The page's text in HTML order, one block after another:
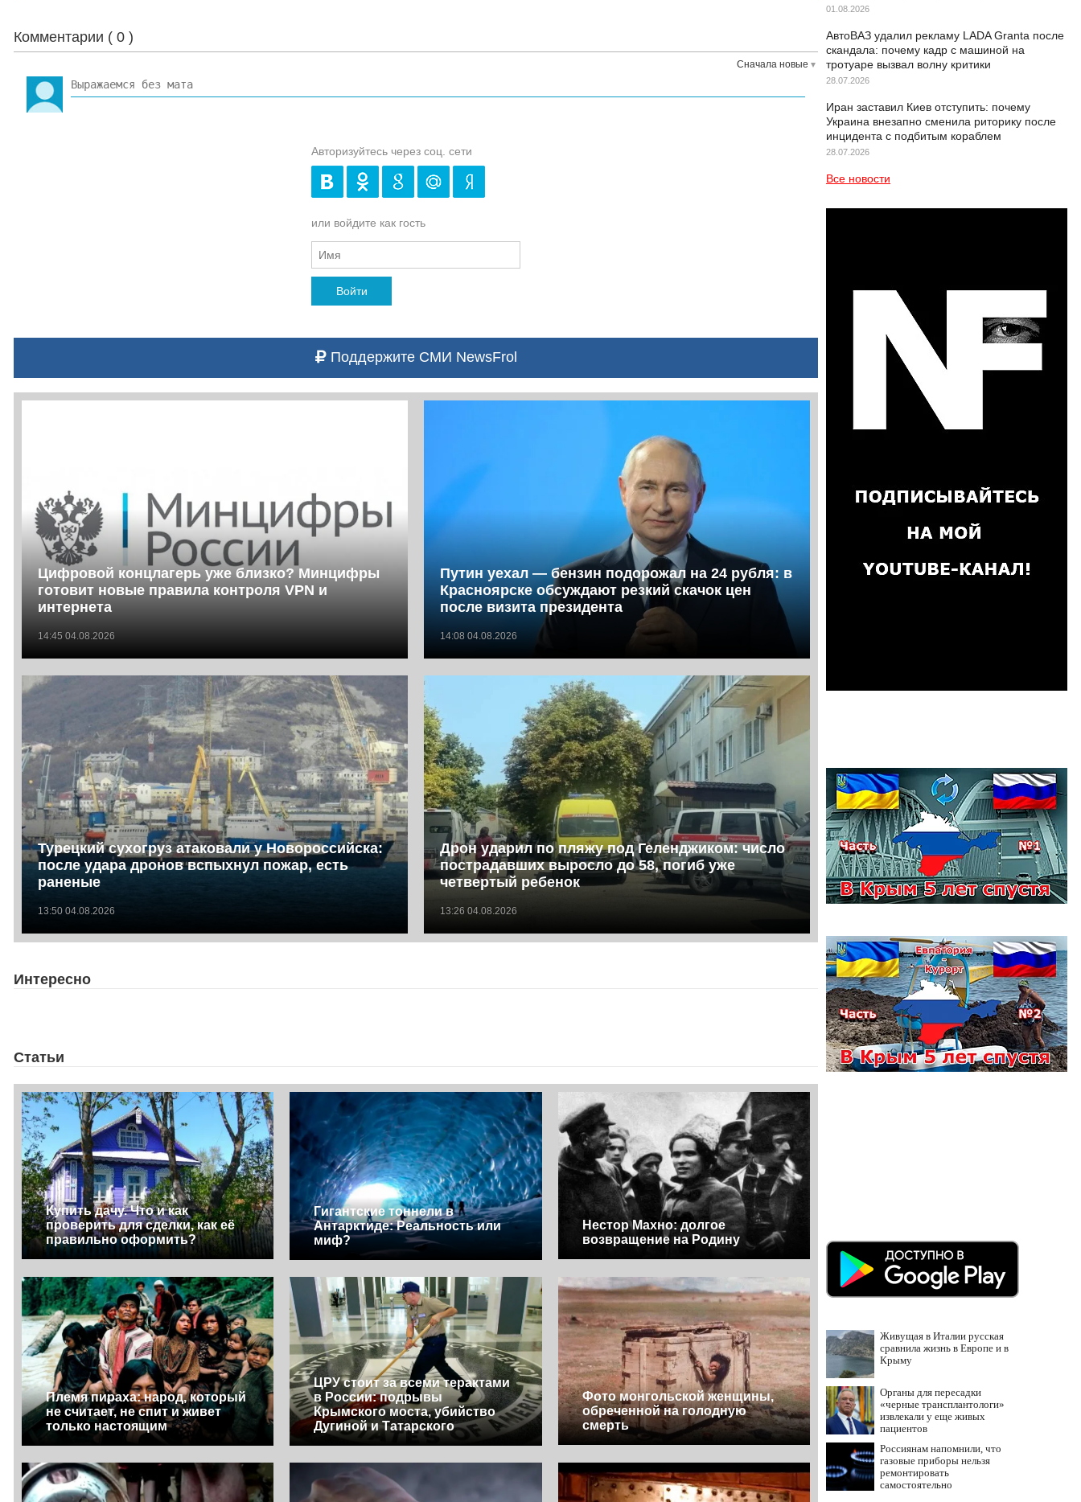
Комментарии ( 0 )
Сначала новые
Авторизуйтесь через соц. сети
или войдите как гость
Войти
Поддержите СМИ NewsFrol
Цифровой концлагерь уже близко? Минцифры
готовит новые правила контроля VPN и
интернета
14:45 04.08.2026
Путин уехал — бензин подорожал на 24 рубля: в
Красноярске обсуждают резкий скачок цен
после визита президента
14:08 04.08.2026
Турецкий сухогруз атаковали у Новороссийска:
после удара дронов вспыхнул пожар, есть
раненые
13:50 04.08.2026
Дрон ударил по пляжу под Геленджиком: число
пострадавших выросло до 58, погиб уже
четвертый ребенок
13:26 04.08.2026
Интересно
Статьи
Купить дачу. Что и как
проверить для сделки, как её
правильно оформить?
Гигантские тоннели в
Антарктиде: Реальность или
миф?
Нестор Махно: долгое
возвращение на Родину
Племя пираха: народ, который
не считает, не спит и живет
только настоящим
ЦРУ стоит за всеми терактами
в России: подрывы
Крымского моста, убийство
Дугиной и Татарского
Фото монгольской женщины,
обреченной на голодную
смерть
01.08.2026
АвтоВАЗ удалил рекламу LADA Granta после
скандала: почему кадр с машиной на
тротуаре вызвал волну критики
28.07.2026
Иран заставил Киев отступить: почему
Украина внезапно сменила риторику после
инцидента с подбитым кораблем
28.07.2026
Все новости
Живущая в Италии русская
сравнила жизнь в Европе и в
Крыму
Органы для пересадки
«черные трансплантологи»
извлекали у еще живых
пациентов
Россиянам напомнили, что
газовые приборы нельзя
ремонтировать
самостоятельно